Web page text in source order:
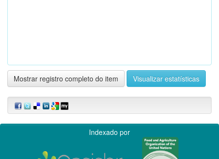
Mostrar registro completo do item Visualizar estatísticas
Indexado por